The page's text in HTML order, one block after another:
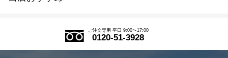
式部の香りシリーズ
ご注文専用 平日 9:00〜17:00
0120-51-3928